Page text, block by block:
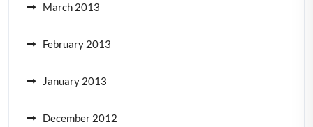
March 2013
February 2013
January 2013
December 2012